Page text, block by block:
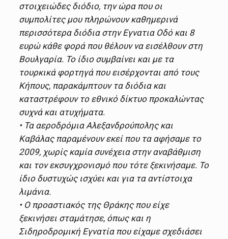
στοιχειώδες διόδιο, την ώρα που οι
συμπολίτες μου πληρώνουν καθημερινά
περισσότερα διόδια στην Εγνατια Οδό και 8
ευρώ κάθε φορά που θέλουν να εισέλθουν στη
Βουλγαρία. Το ίδιο συμβαίνει και με τα
τουρκικά φορτηγά που εισέρχονται από τους
Κήπους, παρακάμπτουν τα διόδια και
καταστρέφουν το εθνικό δίκτυο προκαλώντας
συχνά και ατυχήματα.
• Τα αεροδρόμια Αλεξανδρούπολης και
Καβάλας παραμένουν εκεί που τα αφήσαμε το
2009, χωρίς καμία συνέχεια στην αναβάθμιση
και τον εκσυγχρονισμό που τότε ξεκινήσαμε. Το
ίδιο δυστυχώς ισχύει και για τα αντίστοιχα
λιμάνια.
• Ο προαστιακός της Θράκης που είχε
ξεκινήσει σταμάτησε, όπως και η
Σιδηροδρομική Εγνατία που είχαμε σχεδιάσει